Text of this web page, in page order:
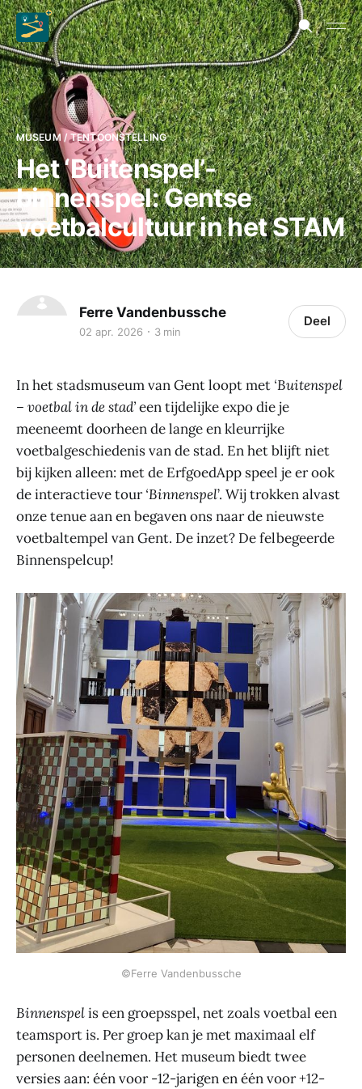
MUSEUM / TENTOONSTELLING
Het ‘Buitenspel’-
binnenspel: Gentse
voetbalcultuur in het STAM
Ferre Vandenbussche
02 apr. 2026 3 min
Deel
In het stadsmuseum van Gent loopt met ‘Buitenspel
– voetbal in de stad’een tijdelijke expo die je
meeneemt doorheen de lange en kleurrijke
voetbalgeschiedenis van de stad. En het blijft niet
bij kijken alleen: met de ErfgoedApp speel je er ook
de interactieve tour‘Binnenspel’. Wij trokken alvast
onze tenue aan en begaven ons naar de nieuwste
voetbaltempel van Gent. De inzet? De felbegeerde
Binnenspelcup!
©Ferre Vandenbussche
Binnenspelis een groepsspel, net zoals voetbal een
teamsport is. Per groep kan je met maximaal elf
personen deelnemen. Het museum biedt twee
versies aan: één voor -12-jarigen en één voor +12-